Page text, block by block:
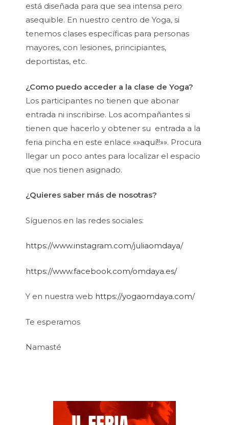
está diseñada para que sea intensa pero
asequible. En nuestro centro de Yoga, si
tenemos clases específicas para personas
mayores, con lesiones, principiantes,
deportistas, etc.
¿Como puedo acceder a la clase de Yoga?
Los participantes no tienen que abonar
entrada ni inscribirse. Los acompañantes si
tienen que hacerlo y obtener su entrada a la
feria pincha en este enlace «»aquí!!»». Procura
llegar un poco antes para localizar el espacio
que nos tienen asignado.
¿Quieres saber más de nosotras?
Síguenos en las redes sociales:
https://www.instagram.com/juliaomdaya/
https://www.facebook.com/omdaya.es/
Y en nuestra web https://yogaomdaya.com/
Te esperamos
Namasté